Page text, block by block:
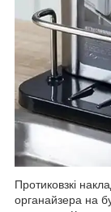
Протиковзкі
органайзера на